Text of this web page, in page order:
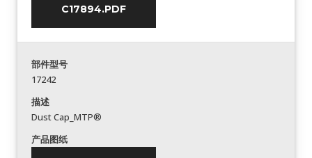
C17894.PDF
部件型号
17242
描述
Dust Cap_MTP®
产品图纸